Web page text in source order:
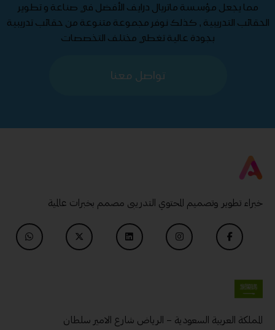
مما يجعل مؤسسة ماتريال درايف الأفضل في صناعة و تطوير
الحقائب التدريبية , كذلك نوفر مجموعة متنوعة من حقائب تدريبية
بجودة عالية تغطي مختلف التخصصات
تواصل معنا
خبراء تطوير وتصميم المحتوي التدريبى مصمم بخبرات عالمية
المملكة العربية السعودية – الرياض شارع الامير سلطان